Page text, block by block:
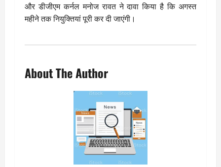
और डीजीएम कर्नल मनोज रावत ने दावा किया है कि अगस्त
महीने तक नियुक्तियां पूरी कर दी जाएंगी।
About The Author